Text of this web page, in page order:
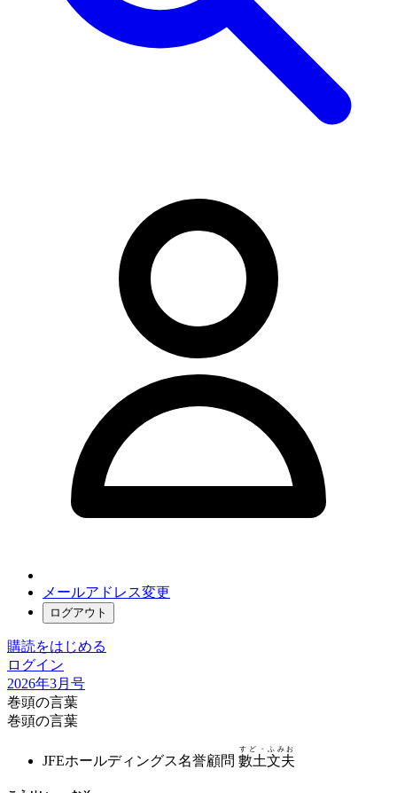
メールアドレス変更
ログアウト
購読をはじめる
ログイン
2026年3月号
巻頭の言葉
巻頭の言葉
JFEホールディングス名誉顧問 數土文夫
すど・ふみお